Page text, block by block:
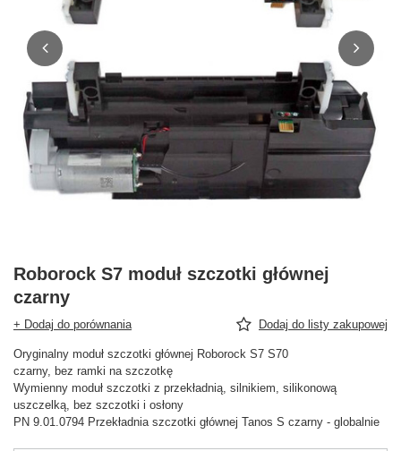
Roborock S7 moduł szczotki głównej
czarny
+ Dodaj do porównania Dodaj do listy zakupowej
Oryginalny moduł szczotki głównej Roborock S7 S70
czarny, bez ramki na szczotkę
Wymienny moduł szczotki z przekładnią, silnikiem, silikonową
uszczelką, bez szczotki i osłony
PN 9.01.0794 Przekładnia szczotki głównej Tanos S czarny - globalnie